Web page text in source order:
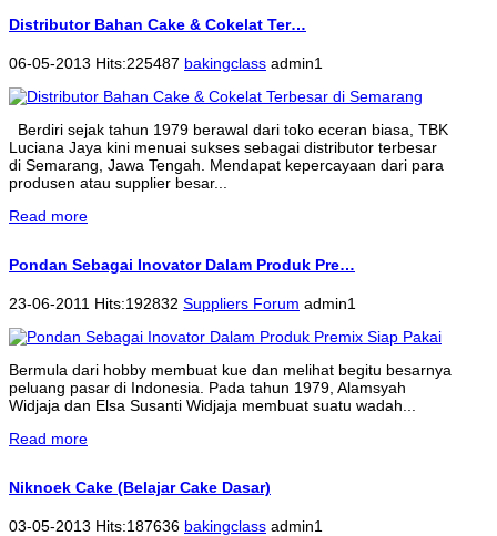
Distributor Bahan Cake & Cokelat Ter…
06-05-2013 Hits:225487 bakingclass admin1
Berdiri sejak tahun 1979 berawal dari toko eceran biasa, TBK
Luciana Jaya kini menuai sukses sebagai distributor terbesar
di Semarang, Jawa Tengah. Mendapat kepercayaan dari para
produsen atau supplier besar...
Read more
Pondan Sebagai Inovator Dalam Produk Pre…
23-06-2011 Hits:192832 Suppliers Forum admin1
Bermula dari hobby membuat kue dan melihat begitu besarnya
peluang pasar di Indonesia. Pada tahun 1979, Alamsyah
Widjaja dan Elsa Susanti Widjaja membuat suatu wadah...
Read more
Niknoek Cake (Belajar Cake Dasar)
03-05-2013 Hits:187636 bakingclass admin1